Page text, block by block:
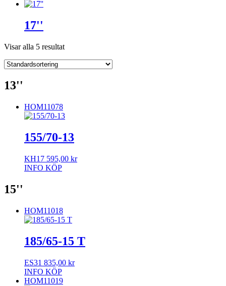
17''
Visar alla 5 resultat
13''
HOM11078
155/70-13
KH17 595,00 kr
INFO KÖP
15''
HOM11018
185/65-15 T
ES31 835,00 kr
INFO KÖP
HOM11019